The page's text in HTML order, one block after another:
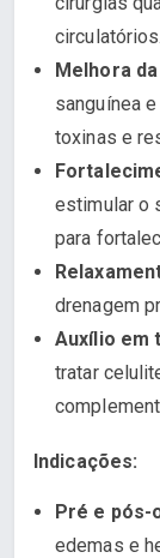
circulatórios.
Melhora
sanguínea
toxinas e
estimular o
para
drenagem
Auxílio em
tratar
Indicações:
Pré e pós-
edemas e